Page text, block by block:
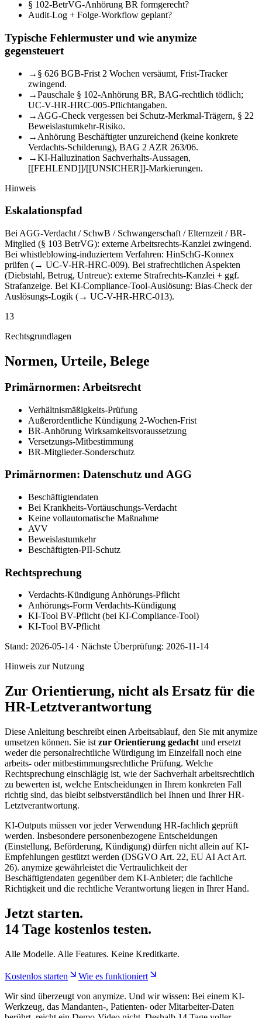
§ 102-BetrVG-Anhörung BR formgerecht?
Audit-Log + Folge-Workflow geplant?
Typische Fehlermuster und wie anymize
gegensteuert
→ § 626 BGB-Frist 2 Wochen versäumt, Frist-Tracker
zwingend.
→Pauschale § 102-Anhörung BR, BAG-rechtlich tödlich;
UC-V-HR-HRC-005-Pflichtangaben.
→ AGG-Check vergessen bei Schutz-Merkmal-Trägern, § 22
Beweislastumkehr-Risiko.
→ Anhörung Beschäftigter unzureichend (keine konkrete
Verdachts-Schilderung), BAG 2 AZR 263/06.
→KI-Halluzination Sachverhalts-Aussagen,
[[FEHLEND]]/[[UNSICHER]]-Markierungen.
Hinweis
Eskalationspfad
Bei AGG-Verdacht / SchwB / Schwangerschaft / Elternzeit / BR-
Mitglied (§ 103 BetrVG): externe Arbeitsrechts-Kanzlei zwingend.
Bei whistleblowing-induziertem Verfahren: HinSchG-Konnex
prüfen (→ UC-V-HR-HRC-009). Bei strafrechtlichen Aspekten
(Diebstahl, Betrug, Untreue): externe Strafrechts-Kanzlei + ggf.
Strafanzeige. Bei KI-Compliance-Tool-Auslösung: Bias-Check der
Auslösungs-Logik (→ UC-V-HR-HRC-013).
13
Rechtsgrundlagen
Normen, Urteile, Belege
Primärnormen: Arbeitsrecht
Verhältnismäßigkeits-Prüfung
Außerordentliche Kündigung 2-Wochen-Frist
BR-Anhörung Wirksamkeitsvoraussetzung
Versetzungs-Mitbestimmung
BR-Mitglieder-Sonderschutz
Primärnormen: Datenschutz und AGG
Beschäftigtendaten
Bei Krankheits-Vortäuschungs-Verdacht
Keine vollautomatische Maßnahme
AVV
Beweislastumkehr
Beschäftigten-PII-Schutz
Rechtsprechung
Verdachts-Kündigung Anhörungs-Pflicht
Anhörungs-Form Verdachts-Kündigung
KI-Tool BV-Pflicht (bei KI-Compliance-Tool)
KI-Tool BV-Pflicht
Stand: 2026-05-14 · Nächste Überprüfung: 2026-11-14
Hinweis zur Nutzung
Zur Orientierung, nicht als Ersatz für die
HR-Letztverantwortung
Diese Anleitung beschreibt einen Arbeitsablauf, den Sie mit anymize
umsetzen können. Sie ist zur Orientierung gedacht und ersetzt
weder die personalrechtliche Würdigung im Einzelfall noch eine
arbeits- oder mitbestimmungsrechtliche Prüfung. Welche
Rechtsprechung einschlägig ist, wie der Sachverhalt arbeitsrechtlich
zu bewerten ist, welche Entscheidungen in Ihrem konkreten Fall
richtig sind, das bleibt selbstverständlich bei Ihnen und Ihrer HR-
Letztverantwortung.
KI-Outputs müssen vor jeder Verwendung HR-fachlich geprüft
werden. Insbesondere personenbezogene Entscheidungen
(Einstellung, Beförderung, Kündigung) dürfen nicht allein auf KI-
Empfehlungen gestützt werden (DSGVO Art. 22, EU AI Act Art.
26). anymize gewährleistet die Vertraulichkeit der
Beschäftigtendaten gegenüber dem KI-Anbieter; die fachliche
Richtigkeit und die rechtliche Verantwortung liegen in Ihrer Hand.
Jetzt starten.
14 Tage kostenlos testen.
Alle Modelle. Alle Features. Keine Kreditkarte.
Kostenlos starten
Wie es funktioniert
Wir sind überzeugt von anymize. Und wir wissen: Bei einem KI-
Werkzeug, das Mandanten-, Patienten- oder Mitarbeiter-Daten